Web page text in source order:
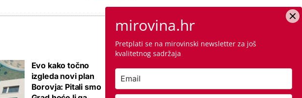
Evo kako točno
izgleda novi plan
Borovja: Pitali smo
znamo i jeste li
mirovina.hr
Pretplati se na mirovinski newsletter za još
kvalitetnog sadržaja